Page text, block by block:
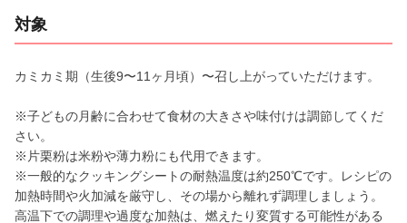
対象
カミカミ期（生後9〜11ヶ月頃）〜召し上がっていただけます。
※子どもの月齢に合わせて食材の大きさや味付けは調節してくだ
さい。
※片栗粉は米粉や薄力粉にも代用できます。
※一般的なクッキングシートの耐熱温度は約250℃です。レシピの
加熱時間や火加減を厳守し、その場から離れず調理しましょう。
高温下での調理や過度な加熱は、燃えたり変質する可能性がある